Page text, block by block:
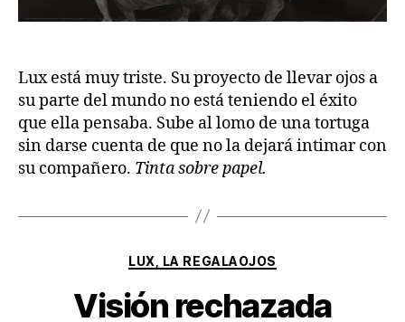
Lux está muy triste. Su proyecto de llevar ojos a
su parte del mundo no está teniendo el éxito
que ella pensaba. Sube al lomo de una tortuga
sin darse cuenta de que no la dejará intimar con
su compañero. Tinta sobre papel.
Categorías
LUX, LA REGALAOJOS
Visión rechazada